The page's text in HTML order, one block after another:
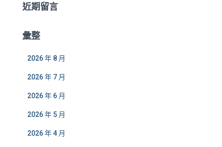
近期留言
彙整
2026 年 8 月
2026 年 7 月
2026 年 6 月
2026 年 5 月
2026 年 4 月